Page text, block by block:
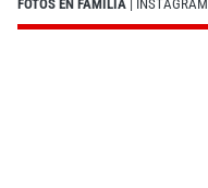
FOTOS EN FAMILIA | INSTAGRAM